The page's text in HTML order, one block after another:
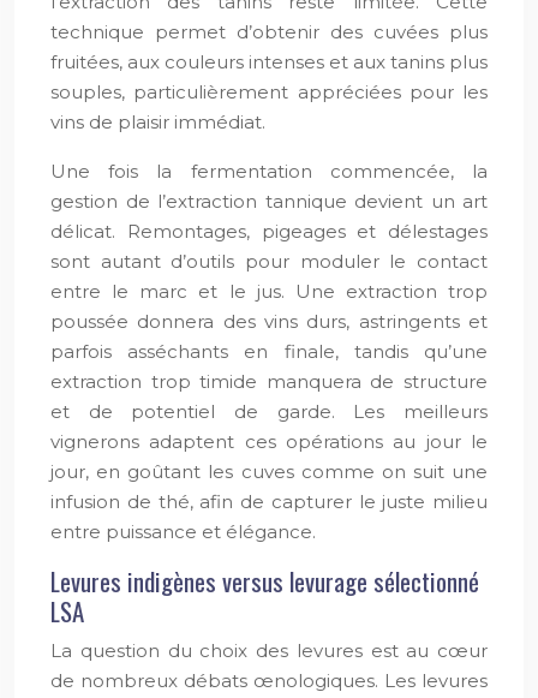
technique permet d’obtenir des cuvées plus
fruitées, aux couleurs intenses et aux tanins plus
souples, particulièrement appréciées pour les
vins de plaisir immédiat.
Une fois la fermentation commencée, la
gestion de l’extraction tannique devient un art
délicat. Remontages, pigeages et délestages
sont autant d’outils pour moduler le contact
entre le marc et le jus. Une extraction trop
poussée donnera des vins durs, astringents et
parfois asséchants en finale, tandis qu’une
extraction trop timide manquera de structure
et de potentiel de garde. Les meilleurs
vignerons adaptent ces opérations au jour le
jour, en goûtant les cuves comme on suit une
infusion de thé, afin de capturer le juste milieu
entre puissance et élégance.
Levures indigènes versus levurage sélectionné
LSA
La question du choix des levures est au cœur
de nombreux débats œnologiques. Les levures